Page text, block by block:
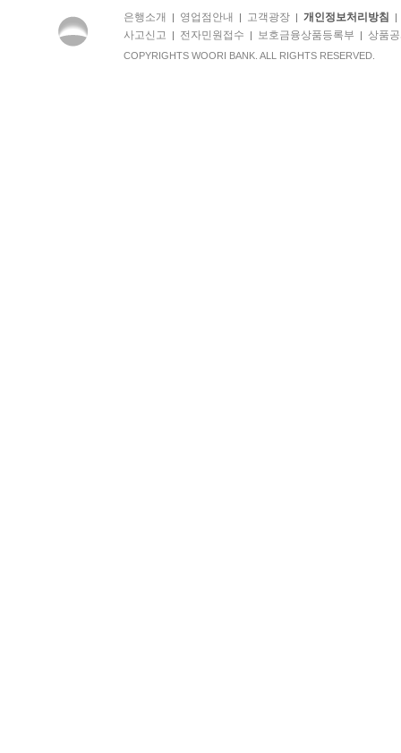
은행소개 | 영업점안내 | 고객광장| 개인정보처리방침
사고신고 | 전자민원접수 | 보호금융상품등록부 | 상품
COPYRIGHTS WOORI BANK. ALL RIGHTS RESERVED.